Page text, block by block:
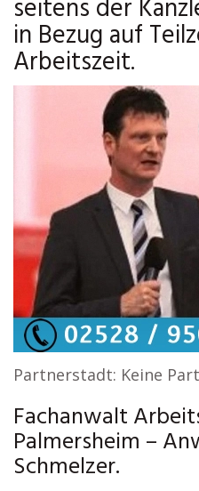
seitens der
in Bezug auf
Arbeitszeit.
Partnerstadt: Keine
Fachanwalt
Palmersheim –
Schmelzer.